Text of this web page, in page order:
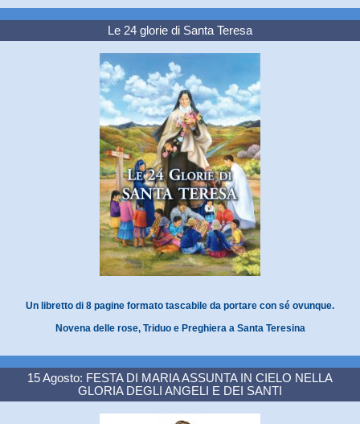
Le 24 glorie di Santa Teresa
Un libretto di 8 pagine formato tascabile da portare con sé ovunque.
Novena delle rose, Triduo e Preghiera a Santa Teresina
15 Agosto: FESTA DI MARIA ASSUNTA IN CIELO NELLA
GLORIA DEGLI ANGELI E DEI SANTI